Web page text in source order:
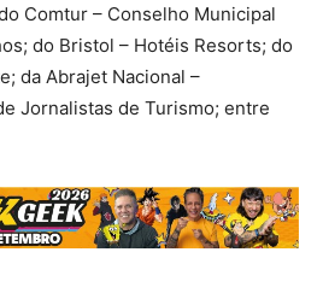
Comtur – Conselho Municipal
do Bristol – Hotéis Resorts; do
da Abrajet Nacional –
Jornalistas de Turismo; entre